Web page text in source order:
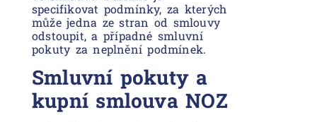
specifikovat podmínky, za kterých
může jedna ze stran od smlouvy
odstoupit, a případné smluvní
pokuty za neplnění podmínek.
Smluvní pokuty a
kupní smlouva NOZ